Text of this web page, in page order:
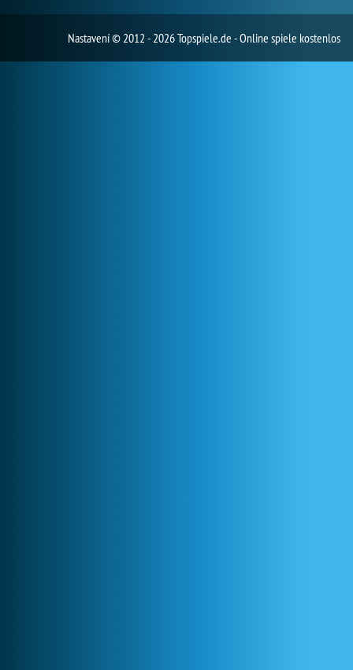
Nastavení© 2012 - 2026 Topspiele.de - Online spiele kostenlos